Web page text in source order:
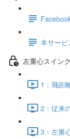
本サー
左重心スイン
1：飛距
2：従来
3：左重